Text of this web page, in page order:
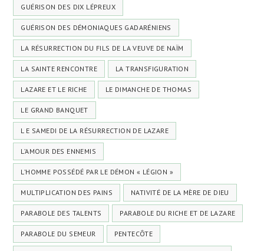
GUÉRISON DES DIX LÉPREUX
GUÉRISON DES DÉMONIAQUES GADARÉNIENS
LA RÉSURRECTION DU FILS DE LA VEUVE DE NAÏM
LA SAINTE RENCONTRE LA TRANSFIGURATION
LAZARE ET LE RICHE LE DIMANCHE DE THOMAS
LE GRAND BANQUET
L E SAMEDI DE LA RÉSURRECTION DE LAZARE
L’AMOUR DES ENNEMIS
L’HOMME POSSÉDÉ PAR LE DÉMON « LÉGION »
MULTIPLICATION DES PAINS NATIVITÉ DE LA MÈRE DE DIEU
PARABOLE DES TALENTS PARABOLE DU RICHE ET DE LAZARE
PARABOLE DU SEMEUR PENTECÔTE